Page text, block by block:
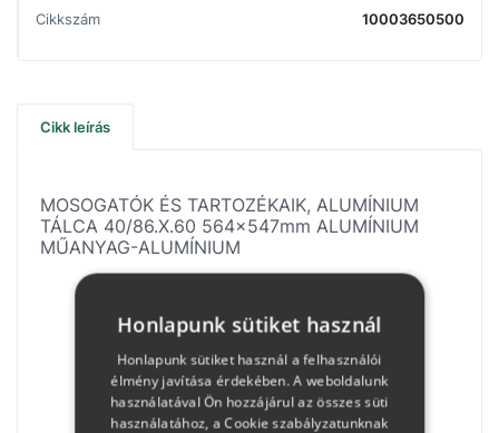
Cikkszám 10003650500
Cikk leírás
MOSOGATÓK ÉS TARTOZÉKAIK, ALUMÍNIUM
TÁLCA 40/86.X.60 564x547mm ALUMÍNIUM
MŰANYAG-ALUMÍNIUM
Honlapunk sütiket használ
Honlapunk sütiket használ a felhasználói
élmény javítása érdekében. A weboldalunk
használatával Ön hozzájárul az összes süti
használatához, a Cookie szabályzatunknak